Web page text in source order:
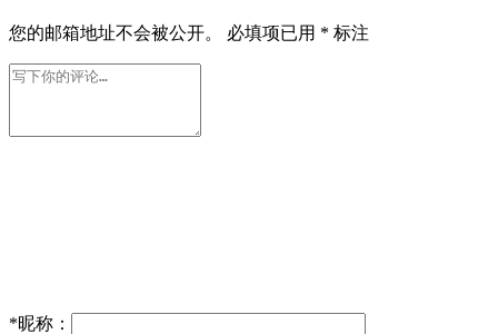
您的邮箱地址不会被公开。 必填项已用 * 标注
*昵称：